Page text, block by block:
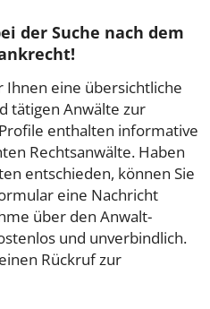
der Suche nach dem
Ihnen eine übersichtliche
tätigen Anwälte zur
enthalten informative
Rechtsanwälte. Haben
entschieden, können Sie
eine Nachricht
über den Anwalt-
und unverbindlich.
Rückruf zur